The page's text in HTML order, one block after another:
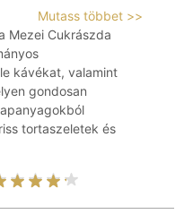
Mutass többet >>
Mezei Cukrászda
kávékat, valamint
gondosan
tortaszeletek és